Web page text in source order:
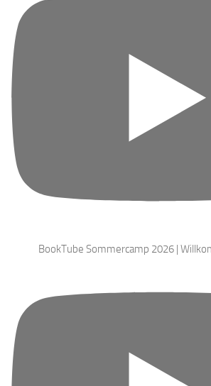
BookTube Sommercamp 2026 |